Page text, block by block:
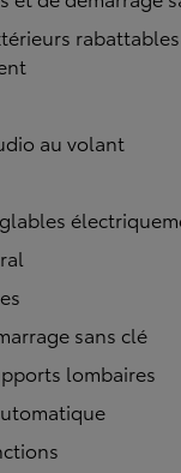
rabattables
au volant
sans clé
lombaires